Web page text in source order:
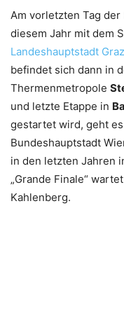
Am vorletzten Tag
diesem Jahr mit dem
Landeshauptstadt Graz
befindet sich dann in
Thermenmetropole
und letzte Etappe in
gestartet wird, geht
Bundeshauptstadt
in den letzten Jahren
„Grande Finale“
Kahlenberg.